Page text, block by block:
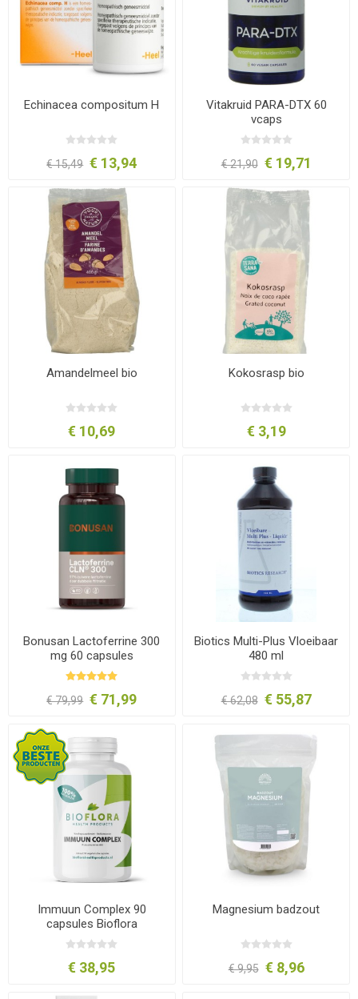
Echinacea compositum H
€ 15,49 € 13,94
Vitakruid PARA-DTX 60
vcaps
€ 21,90 € 19,71
Amandelmeel bio
€ 10,69
Kokosrasp bio
€ 3,19
Bonusan Lactoferrine 300
mg 60 capsules
€ 79,99 € 71,99
Biotics Multi-Plus Vloeibaar
480 ml
€ 62,08 € 55,87
Immuun Complex 90
capsules Bioflora
€ 38,95
Magnesium badzout
€ 9,95 € 8,96